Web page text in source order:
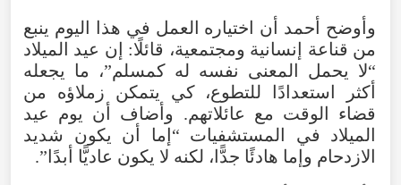
وأوضح أحمد أن اختياره العمل في هذا اليوم ينبع
من قناعة إنسانية ومجتمعية، قائلًا: إن عيد الميلاد
“لا يحمل المعنى نفسه له كمسلم”، ما يجعله
أكثر استعدادًا للتطوع، كي يتمكن زملاؤه من
قضاء الوقت مع عائلاتهم. وأضاف أن يوم عيد
الميلاد في المستشفيات “إما أن يكون شديد
الازدحام وإما هادئًا جدًّا، لكنه لا يكون عاديًّا أبدًا”.